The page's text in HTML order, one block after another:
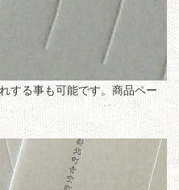
する事も可能です。商品ペー